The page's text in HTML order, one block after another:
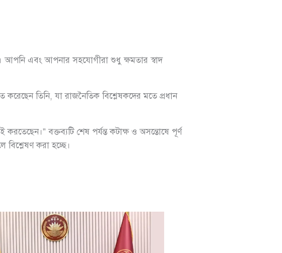
আপনি এবং আপনার সহযোগীরা শুধু ক্ষমতার স্বাদ
করেছেন তিনি, যা রাজনৈতিক বিশ্লেষকদের মতে প্রধান
বক্তব্যটি শেষ পর্যন্ত কটাক্ষ ও অসন্তোষে পূর্ণ
বিশ্লেষণ করা হচ্ছে।